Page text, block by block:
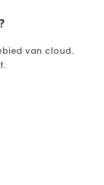
van cloud.